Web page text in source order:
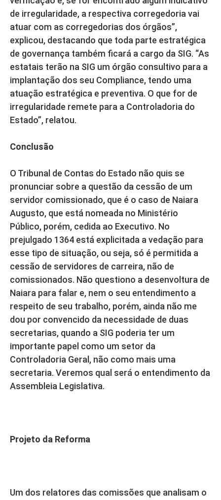
de irregularidade, a respectiva corregedoria vai
atuar com as corregedorias dos órgãos”,
explicou, destacando que toda parte estratégica
de governança também ficará a cargo da SIG. “As
estatais terão na SIG um órgão consultivo para a
implantação dos seu Compliance, tendo uma
atuação estratégica e preventiva. O que for de
irregularidade remete para a Controladoria do
Estado”, relatou.
Conclusão
O Tribunal de Contas do Estado não quis se
pronunciar sobre a questão da cessão de um
servidor comissionado, que é o caso de Naiara
Augusto, que está nomeada no Ministério
Público, porém, cedida ao Executivo. No
prejulgado 1364 está explicitada a vedação para
esse tipo de situação, ou seja, só é permitida a
cessão de servidores de carreira, não de
comissionados. Não questiono a desenvoltura de
Naiara para falar e, nem o seu entendimento a
respeito de seu trabalho, porém, ainda não me
dou por convencido da necessidade de duas
secretarias, quando a SIG poderia ter um
importante papel como um setor da
Controladoria Geral, não como mais uma
secretaria. Veremos qual será o entendimento da
Assembleia Legislativa.
Projeto da Reforma
Um dos relatores das comissões que analisam o